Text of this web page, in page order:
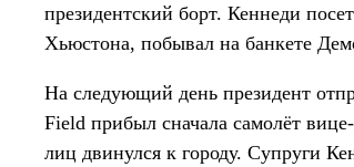
президентский борт. Кеннеди
Хьюстона, побывал на банкете
На следующий день президент
Field прибыл сначала самолёт
лиц двинулся к городу. Супруги